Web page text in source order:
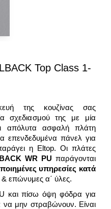
Top Class 1-
της κουζίνας σας
σχεδιασμού της με μία
απόλυτα ασφαλή πλάτη
επενδεδυμένα πάνελ για
η Eltop. Οι πλάτες
WR PU παράγονται
υπηρεσίες κατά
& επώνυμες α΄ ύλες.
και πίσω όψη φόδρα για
να μην στραβώνουν. Είναι